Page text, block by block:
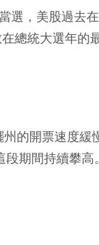
，美股過去在
總統大選年的
的開票速度緩
期間持續攀高